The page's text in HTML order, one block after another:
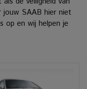
jouw SAAB hier niet
op en wij helpen je